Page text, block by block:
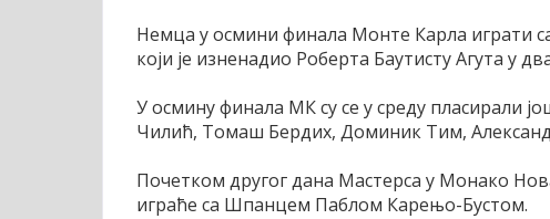
Немца у осмини финала Монте Карла играти
који је изненадио Роберта Баутисту Агута у
У осмину финала МК су се у среду пласирали
Чилић, Томаш Бердих, Доминик Тим,
Почетком другог дана Мастерса у Монако
играће са Шпанцем Паблом Карењо-Бустом.